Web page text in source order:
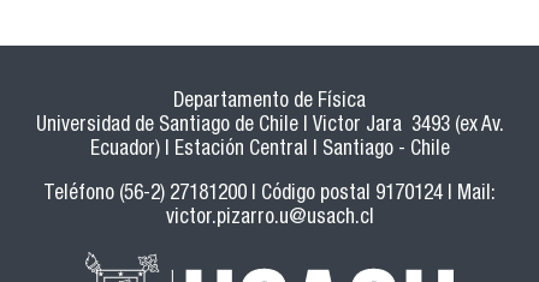
Departamento de Física
Universidad de Santiago de Chile | Victor Jara 3493 (ex Av.
Ecuador) | Estación Central | Santiago - Chile
Teléfono (56-2) 27181200 | Código postal 9170124 | Mail:
victor.pizarro.u@usach.cl